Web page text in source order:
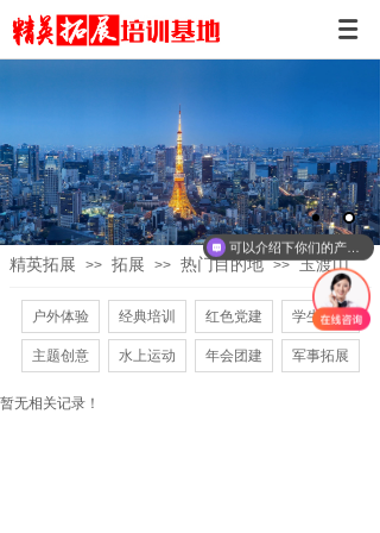
精英拓展 >> 拓展 >> 热门目的地 >> 玉渡山
户外体验 经典培训 红色党建 学生团建
主题创意 水上运动 年会团建 军事拓展
暂无相关记录！
可以介绍下你们的产品么